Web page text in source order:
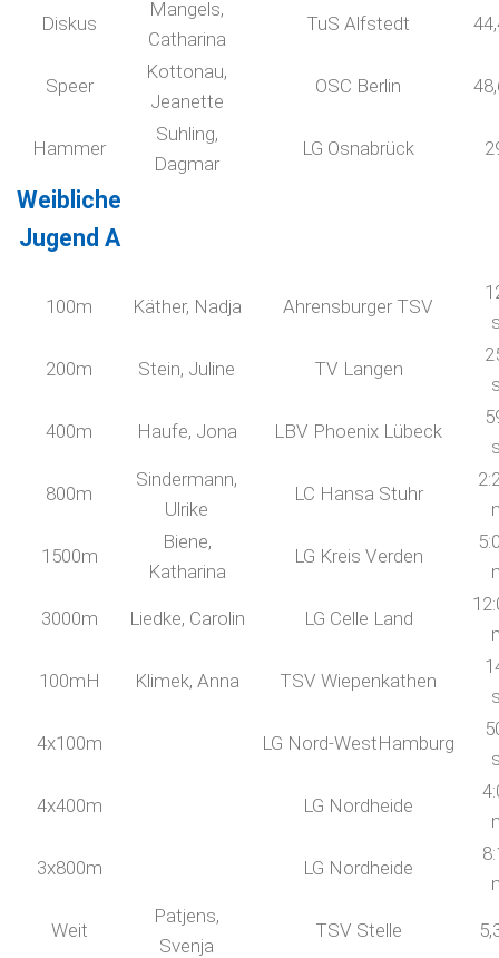
Diskus
Mangels,
Catharina
TuS Alfstedt
Speer
Kottonau,
Jeanette
OSC Berlin
Hammer
Suhling,
Dagmar
LG Osnabrück
Weibliche
Jugend A
100m Käther, Nadja Ahrensburger TSV
200m Stein, Juline TV Langen
400m Haufe, Jona LBV Phoenix Lübeck
800m
Sindermann,
Ulrike
LC Hansa Stuhr
1500m
Biene,
Katharina
LG Kreis Verden
3000m Liedke, Carolin LG Celle Land
100mH Klimek, Anna TSV Wiepenkathen
4x100m LG Nord-WestHamburg
4x400m LG Nordheide
3x800m LG Nordheide
Weit
Patjens,
Svenja
TSV Stelle